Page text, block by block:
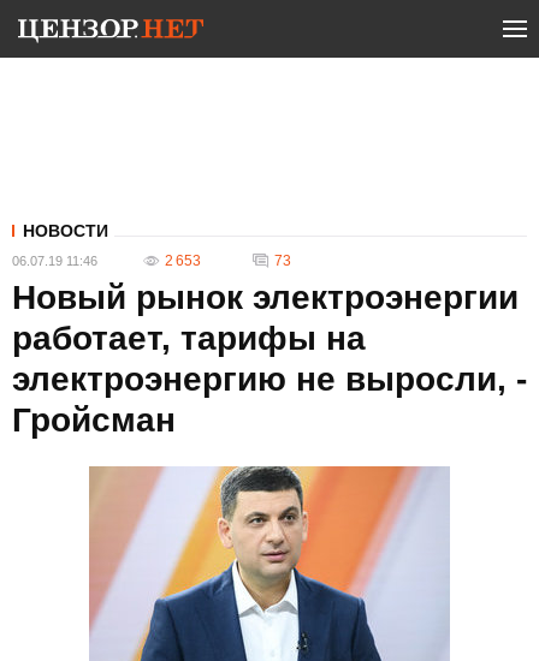
НОВОСТИ
06.07.19 11:46 2 653 73
Новый рынок электроэнергии
работает, тарифы на
электроэнергию не выросли, -
Гройсман